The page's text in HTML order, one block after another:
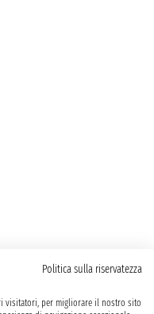
Politica sulla riservatezza
visitatori, per migliorare il nostro sito